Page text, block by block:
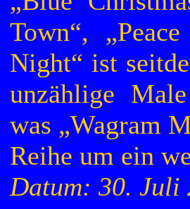
Town“,
Night“ ist
unzählige
was „Wagram
Reihe um ein
Datum: 30. Juli